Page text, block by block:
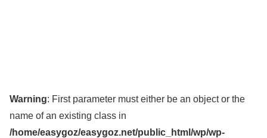
Warning: First parameter must either be an object or the
name of an existing class in
/home/easygoz/easygoz.net/public_html/wp/wp-